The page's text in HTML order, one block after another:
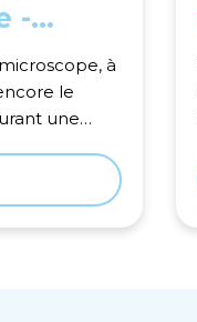
-
à
le
une